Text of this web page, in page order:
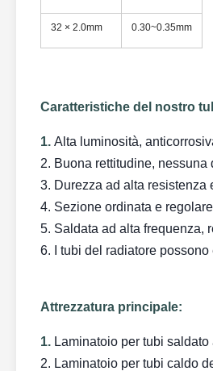
32 × 2.0mm 0.30~0.35mm
Caratteristiche del nostro
1. Alta luminosità,
2. Buona rettitudine, nessuna
3. Durezza ad alta resistenza
4. Sezione ordinata e
5. Saldata ad alta frequenza,
6. I tubi del radiatore
Attrezzatura principale:
1. Laminatoio per tubi
2. Laminatoio per tubi caldo